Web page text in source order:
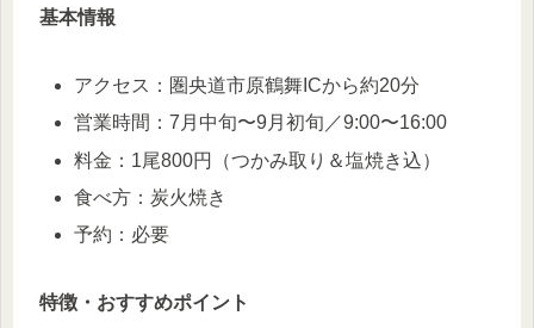
基本情報
アクセス：圏央道市原鶴舞ICから約20分
営業時間：7月中旬〜9月初旬／9:00〜16:00
料金：1尾800円（つかみ取り＆塩焼き込）
食べ方：炭火焼き
予約：必要
特徴・おすすめポイント